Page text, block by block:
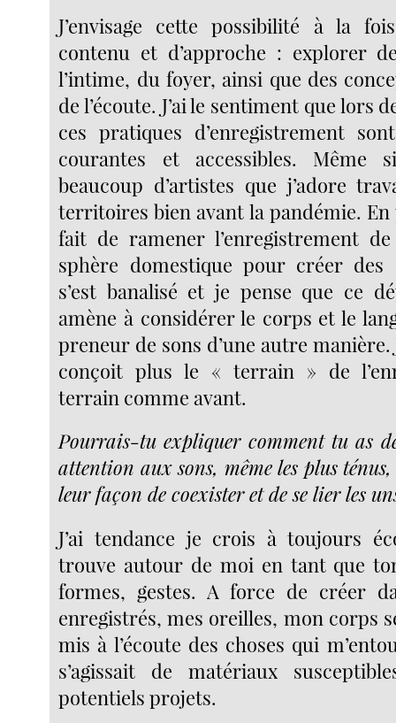
J’envisage cette possibilité à la
contenu et d’approche : explorer
l’intime, du foyer, ainsi que des
de l’écoute. J’ai le sentiment que lors
ces pratiques d’enregistrement
courantes et accessibles. Même
beaucoup d’artistes que j’adore
territoires bien avant la pandémie. En
fait de ramener l’enregistrement
sphère domestique pour créer des
s’est banalisé et je pense que ce
amène à considérer le corps et le
preneur de sons d’une autre manière.
conçoit plus le « terrain » de
terrain comme avant.
Pourrais-tu expliquer comment tu as
attention aux sons, même les plus
leur façon de coexister et de se lier les
J’ai tendance je crois à toujours
trouve autour de moi en tant que
formes, gestes. A force de créer
enregistrés, mes oreilles, mon corps
mis à l’écoute des choses qui
s’agissait de matériaux
potentiels projets.